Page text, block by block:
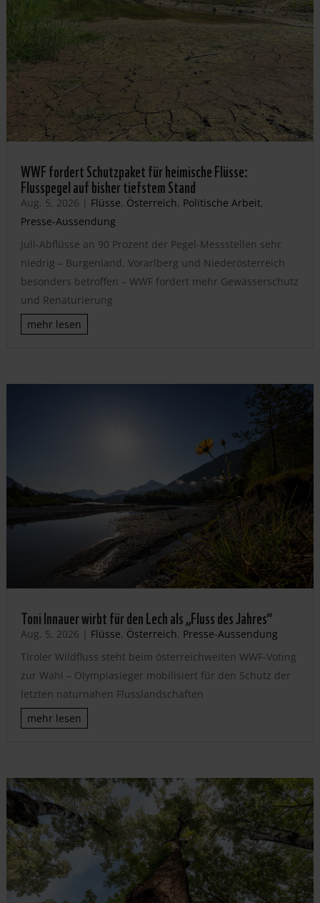
WWF fordert Schutzpaket für heimische Flüsse:
Flusspegel auf bisher tiefstem Stand
Aug. 5, 2026 | Flüsse, Österreich, Politische Arbeit,
Presse-Aussendung
Juli-Abflüsse an 90 Prozent der Pegel-Messstellen sehr
niedrig – Burgenland, Vorarlberg und Niederösterreich
besonders betroffen – WWF fordert mehr Gewässerschutz
und Renaturierung
mehr lesen
Toni Innauer wirbt für den Lech als „Fluss des Jahres“
Aug. 5, 2026 | Flüsse, Österreich, Presse-Aussendung
Tiroler Wildfluss steht beim österreichweiten WWF-Voting
zur Wahl – Olympiasieger mobilisiert für den Schutz der
letzten naturnahen Flusslandschaften
mehr lesen